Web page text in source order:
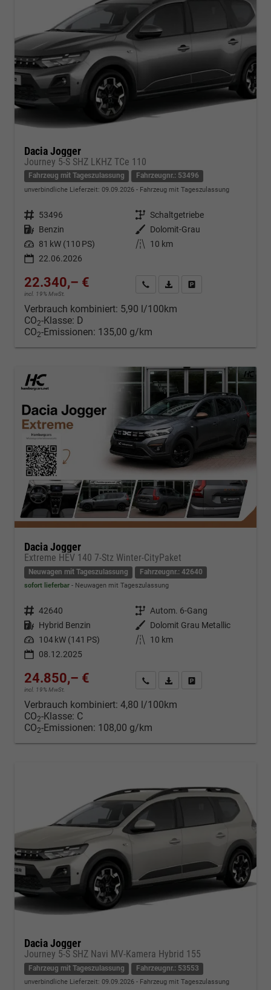
Dacia Jogger
Journey 5-S SHZ LKHZ TCe 110
Fahrzeug mit Tageszulassung Fahrzeugnr.: 53496
unverbindliche Lieferzeit: 09.09.2026 Fahrzeug mit Tageszulassung
Fahrzeugnr. 53496 Getriebe Schaltgetriebe
Kraftstoff Benzin Außenfarbe
Dolomit-Grau
Leistung 81 kW (110 PS) Kilometerstand
10 km
22.06.2026
22.340,– €
incl. 19% MwSt.
Kontakt & Angebot anfordern
PDF-Datei, Fahrzeugexposé
Verbrauch kombiniert: 5,90 l/100km
CO2-Klasse: D
CO2-Emissionen: 135,00 g/km
Dacia Jogger
Extreme HEV 140 7-Stz Winter-CityPaket
Neuwagen mit Tageszulassung Fahrzeugnr.: 42640
sofort lieferbar Neuwagen mit Tageszulassung
Fahrzeugnr. 42640 Getriebe Autom. 6-Gang
Kraftstoff Hybrid Benzin Außenfarbe
Dolomit Grau Metallic
Leistung 104 kW (141 PS) Kilometerstand
10 km
08.12.2025
24.850,– €
incl. 19% MwSt.
Kontakt & Angebot anfordern
PDF-Datei, Fahrzeugexposé
Verbrauch kombiniert: 4,80 l/100km
CO2-Klasse: C
CO2-Emissionen: 108,00 g/km
Dacia Jogger
Journey 5-S SHZ Navi MV-Kamera Hybrid 155
Fahrzeug mit Tageszulassung Fahrzeugnr.: 53553
unverbindliche Lieferzeit: 09.09.2026 Fahrzeug mit Tageszulassung